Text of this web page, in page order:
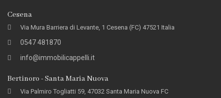
Cesena
Via Mura Barriera di Levante, 1 Cesena (FC) 47521 Italia
0547 481870
info@immobilicappelli.it
Bertinoro - Santa Maria Nuova
Via Palmiro Togliatti 59, 47032 Santa Maria Nuova FC